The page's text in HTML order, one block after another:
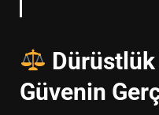
Güvenin